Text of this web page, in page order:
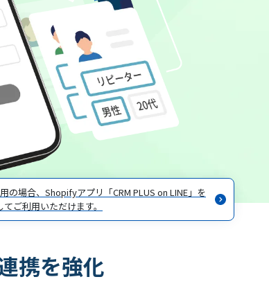
の場合、Shopifyアプリ「CRM PLUS on LINE」を
ご利用いただけます。
携を強化